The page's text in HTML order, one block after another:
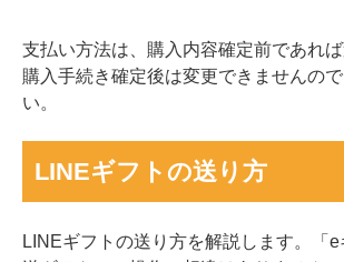
支払い方法は、購入内容確定前であれば
購入手続き確定後は変更できませんの
い。
LINEギフトの送り方
LINEギフトの送り方を解説します。「